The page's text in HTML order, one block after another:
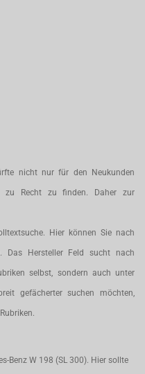
nicht nur für den Neukunden
zu Recht zu finden. Daher zur
Hier können Sie nach
Das Hersteller Feld sucht nach
selbst, sondern auch unter
gefächerter suchen möchten,
Benz W 198 (SL 300). Hier sollte